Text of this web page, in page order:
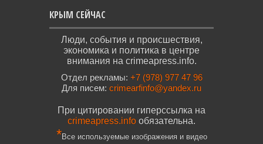
КРЫМ СЕЙЧАС
Люди, события и происшествия,
экономика и политика в центре
внимания на crimeapress.info.
Отдел рекламы: +7 (978) 977 47 96
Для писем: crimearfinfo@yandex.ru
При цитировании гиперссылка на
crimeapress.info обязательна.
*Все используемые изображения и видео